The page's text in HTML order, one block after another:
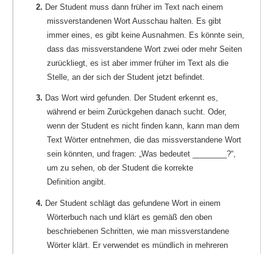
2. Der Student muss dann früher im Text nach einem
missverstandenen Wort Ausschau halten. Es gibt
immer eines, es gibt keine Ausnahmen. Es könnte sein,
dass das missverstandene Wort zwei oder mehr Seiten
zurückliegt, es ist aber immer früher im Text als die
Stelle, an der sich der Student jetzt befindet.
3. Das Wort wird gefunden. Der Student erkennt es,
während er beim Zurückgehen danach sucht. Oder,
wenn der Student es nicht finden kann, kann man dem
Text Wörter entnehmen, die das missverstandene Wort
sein könnten, und fragen: „Was bedeutet ________?“,
um zu sehen, ob der Student die korrekte
Definition angibt.
4. Der Student schlägt das gefundene Wort in einem
Wörterbuch nach und klärt es gemäß den oben
beschriebenen Schritten, wie man missverstandene
Wörter klärt. Er verwendet es mündlich in mehreren